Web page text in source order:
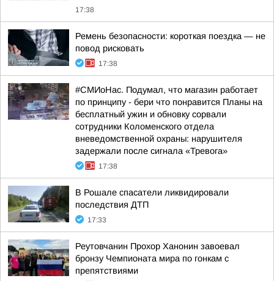
17:38
Ремень безопасности: короткая поездка — не
повод рисковать
17:38
#СМИоНас. Подумал, что магазин работает
по принципу - бери что понравится Планы на
бесплатный ужин и обновку сорвали
сотрудники Коломенского отдела
вневедомственной охраны: нарушителя
задержали после сигнала «Тревога»
17:38
В Рошале спасатели ликвидировали
последствия ДТП
17:33
Реутовчанин Прохор Ханонин завоевал
бронзу Чемпионата мира по гонкам с
препятствиями